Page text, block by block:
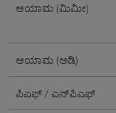
ಆಯಾಮ (ಮಿಮೀ)
ಆಯಾಮ (ಅಡಿ)
ಪಿಎಫ್ / ಎನ್‌ಪಿಎಫ್